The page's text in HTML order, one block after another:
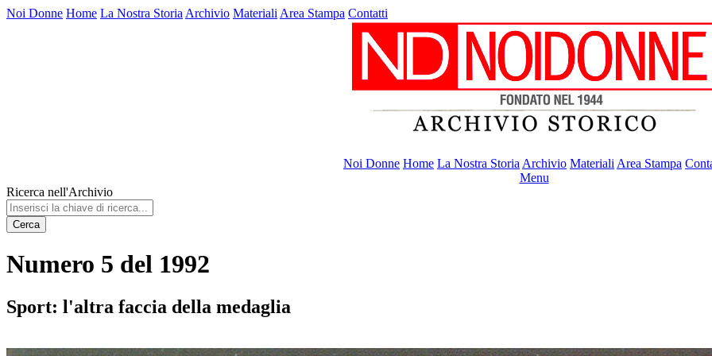
Noi Donne Home La Nostra Storia Archivio Materiali Area Stampa Contatti
Noi Donne Home La Nostra Storia Archivio Materiali Area Stampa
Menu
Ricerca nell'Archivio
Cerca
Numero 5 del 1992
Sport: l'altra faccia della medaglia